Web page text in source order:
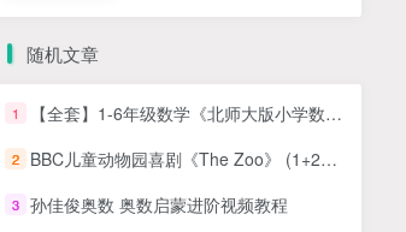
随机文章
1 【全套】1-6年级数学《北师大版小学数学全套备课资料》电子版资料百度网盘下载，小学北师大版数学备课资源下载
2 BBC儿童动物园喜剧《The Zoo》 (1+2季)，看动物世界学英语知识
3 孙佳俊奥数 奥数启蒙进阶视频教程